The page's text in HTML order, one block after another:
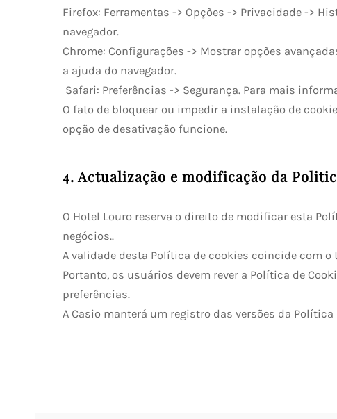
Firefox: Ferramentas -> Opções -> Privacidade ->
navegador.
Chrome: Configurações -> Mostrar opções
a ajuda do navegador.
Safari: Preferências -> Segurança. Para mais
O fato de bloquear ou impedir a instalação de
opção de desativação funcione.
4. Actualização e modificação da
O Hotel Louro reserva o direito de modificar esta
negócios..
A validade desta Política de cookies coincide com o
Portanto, os usuários devem rever a Política de
preferências.
A Casio manterá um registro das versões da Política